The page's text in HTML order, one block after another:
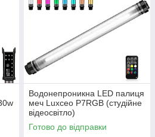
Водонепроникна LED палиця
меч Luxceo P7RGB (студійне
відеосвітло)
Готово до відправки